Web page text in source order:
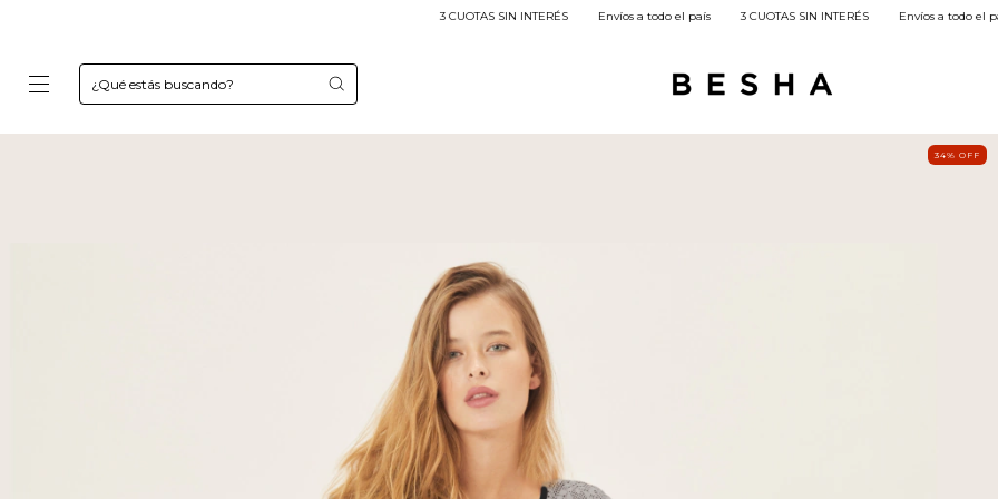
Envíos a todo el país 3 CUOTAS SIN INTERÉS Envíos a todo el país 3 CUOTAS SIN
34% OFF